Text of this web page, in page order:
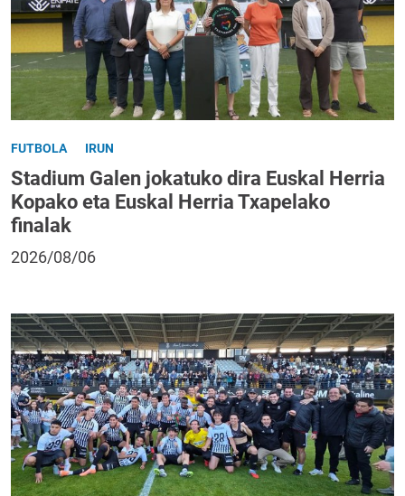
FUTBOLA IRUN
Stadium Galen jokatuko dira Euskal Herria
Kopako eta Euskal Herria Txapelako
finalak
2026/08/06